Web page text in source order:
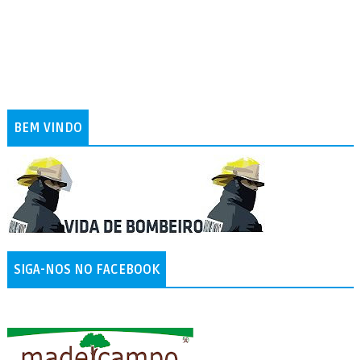
BEM VINDO
SIGA-NOS NO FACEBOOK